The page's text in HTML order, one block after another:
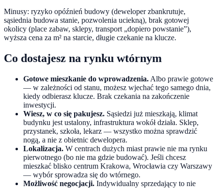
Minusy: ryzyko opóźnień budowy (deweloper zbankrutuje,
sąsiednia budowa stanie, pozwolenia uciekną), brak gotowej
okolicy (place zabaw, sklepy, transport „dopiero powstanie”),
wyższa cena za m² na starcie, długie czekanie na klucze.
Co dostajesz na rynku wtórnym
Gotowe mieszkanie do wprowadzenia. Albo prawie gotowe
— w zależności od stanu, możesz wjechać tego samego dnia,
kiedy odbierasz klucze. Brak czekania na zakończenie
inwestycji.
Wiesz, w co się pakujesz. Sąsiedzi już mieszkają, klimat
budynku jest ustalony, infrastruktura wokół działa. Sklep,
przystanek, szkoła, lekarz — wszystko można sprawdzić
nogą, a nie z obietnic dewelopera.
Lokalizacja. W centrach dużych miast prawie nie ma rynku
pierwotnego (bo nie ma gdzie budować). Jeśli chcesz
mieszkać blisko centrum Krakowa, Wrocławia czy Warszawy
— wybór sprowadza się do wtórnego.
Możliwość negocjacji. Indywidualny sprzedający to nie